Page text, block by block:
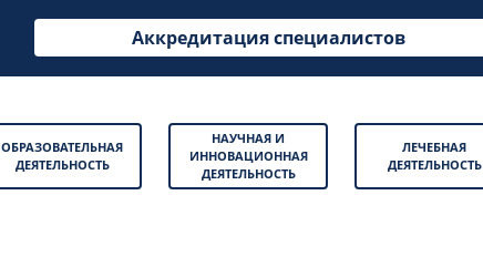
Аккредитация специалистов
ОБРАЗОВАТЕЛЬНАЯ
ДЕЯТЕЛЬНОСТЬ
НАУЧНАЯ И
ИННОВАЦИОННАЯ
ДЕЯТЕЛЬНОСТЬ
ЛЕЧЕБНАЯ
ДЕЯТЕЛЬНОСТЬ